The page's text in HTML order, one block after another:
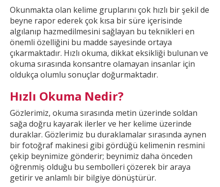
Okunmakta olan kelime gruplarını çok hızlı bir şekil de
beyne rapor ederek çok kısa bir süre içerisinde
algılanıp hazmedilmesini sağlayan bu teknikleri en
önemli özelliğini bu madde sayesinde ortaya
çıkarmaktadır. Hızlı okuma, dikkateksikliği bulunan ve
okuma sırasında konsantre olamayan insanlar için
oldukça olumlu sonuçlar doğurmaktadır.
Hızlı Okuma Nedir?
Gözlerimiz, okuma sırasında metin üzerinde soldan
sağa doğru kayarak ilerler ve her kelime üzerinde
duraklar. Gözlerimiz bu duraklamalar sırasında aynen
bir fotoğraf makinesi gibi gördüğü kelimenin resmini
çekip beynimize gönderir; beynimiz daha önceden
öğrenmiş olduğu bu sembolleri çözerek bir araya
getirir ve anlamlı bir bilgiye dönüştürür.